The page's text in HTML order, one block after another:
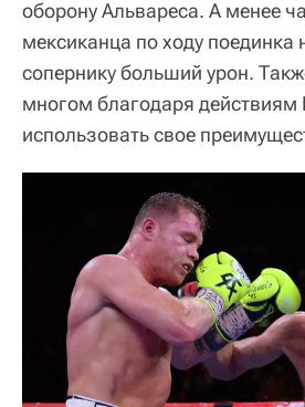
оборону Альвареса. А менее
мексиканца по ходу поединка
сопернику больший урон.
многом благодаря действиям
использовать свое